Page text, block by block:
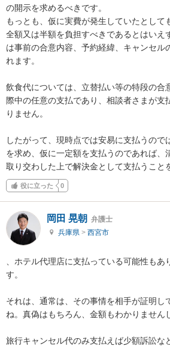
の開示を求めるべきです。
もっとも、仮に実費が発生していたとして
全額又は半額を負担すべきであるとはいえ
は事前の合意内容、予約経緯、キャンセル
れます。
飲食代については、立替払い等の特段の合
際中の任意の支払であり、相談者さまが支
りません。
したがって、現時点では安易に支払うので
を求め、仮に一定額を支払うのであれば、
取り交わした上で解決金として支払うこと
役に立った 0
岡田 晃朝 弁護士
兵庫県 > 西宮市
、ホテル代理店に支払っている可能性もあ
す。
それは、通常は、その事情を相手が証明し
ね。真偽はもちろん、金額もわかりません
旅行キャンセル代のみ支払えば少額訴訟な